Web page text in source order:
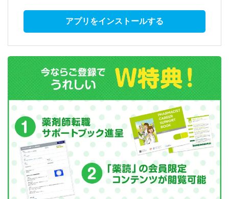
アプリをインストールする